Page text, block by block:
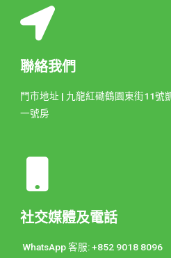
聯絡我們
門市地址 | 九龍紅磡鶴園東街11號
一號房
社交媒體及電話
WhatsApp 客服: +852 9018 8096